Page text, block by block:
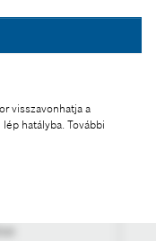
visszavonhatja a
hatályba. További